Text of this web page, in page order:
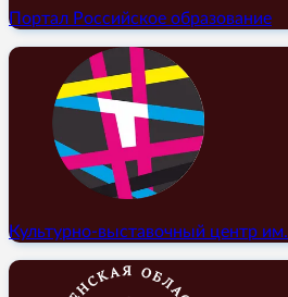
Портал Российское образование
Культурно-выставочный центр